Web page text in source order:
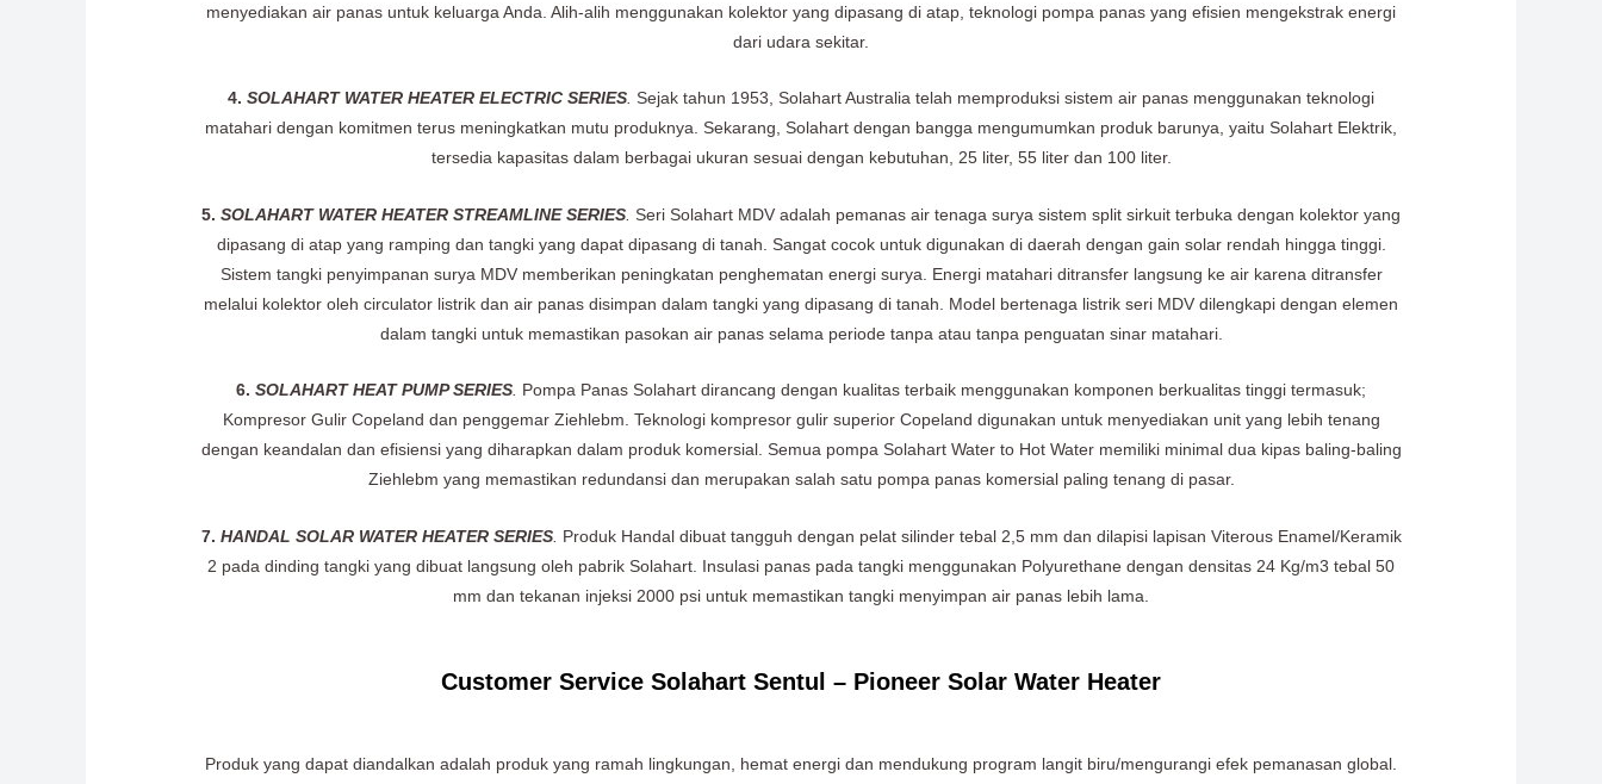
menyediakan air panas untuk keluarga Anda. Alih-alih menggunakan kolektor yang dipasang di atap, teknologi pompa panas yang efisien mengekstrak energi
dari udara sekitar.
4. SOLAHART WATER HEATER ELECTRIC SERIES. Sejak tahun 1953, Solahart Australia telah memproduksi sistem air panas menggunakan teknologi
matahari dengan komitmen terus meningkatkan mutu produknya. Sekarang, Solahart dengan bangga mengumumkan produk barunya, yaitu Solahart Elektrik,
tersedia kapasitas dalam berbagai ukuran sesuai dengan kebutuhan, 25 liter, 55 liter dan 100 liter.
5. SOLAHART WATER HEATER STREAMLINE SERIES Seri Solahart MDV adalah pemanas air tenaga surya sistem split sirkuit terbuka dengan kolektor yang
dipasang di atap yang ramping dan tangki yang dapat dipasang di tanah. Sangat cocok untuk digunakan di daerah dengan gain solar rendah hingga tinggi.
Sistem tangki penyimpanan surya MDV memberikan peningkatan penghematan energi surya. Energi matahari ditransfer langsung ke air karena ditransfer
melalui kolektor oleh circulator listrik dan air panas disimpan dalam tangki yang dipasang di tanah. Model bertenaga listrik seri MDV dilengkapi dengan elemen
dalam tangki untuk memastikan pasokan air panas selama periode tanpa atau tanpa penguatan sinar matahari.
6. SOLAHART HEAT PUMP SERIES Pompa Panas Solahart dirancang dengan kualitas terbaik menggunakan komponen berkualitas tinggi termasuk;
Kompresor Gulir Copeland dan penggemar Ziehlebm. Teknologi kompresor gulir superior Copeland digunakan untuk menyediakan unit yang lebih tenang
dengan keandalan dan efisiensi yang diharapkan dalam produk komersial. Semua pompa Solahart Water to Hot Water memiliki minimal dua kipas baling-baling
Ziehlebm yang memastikan redundansi dan merupakan salah satu pompa panas komersial paling tenang di pasar.
7. HANDAL SOLAR WATER HEATER SERIES. Produk Handal dibuat tangguh dengan pelat silinder tebal 2,5 mm dan dilapisi lapisan Viterous Enamel/Keramik
2 pada dinding tangki yang dibuat langsung oleh pabrik Solahart. Insulasi panas pada tangki menggunakan Polyurethane dengan densitas 24 Kg/m3 tebal 50
mm dan tekanan injeksi 2000 psi untuk memastikan tangki menyimpan air panas lebih lama.
Customer Service Solahart Sentul – Pioneer Solar Water Heater
Produk yang dapat diandalkan adalah produk yang ramah lingkungan, hemat energi dan mendukung program langit biru/mengurangi efek pemanasan global.